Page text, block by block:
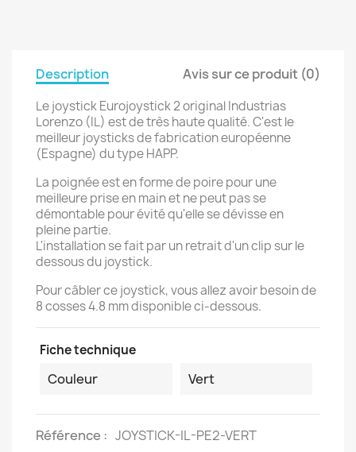
Description Avis sur ce produit (0)
Le joystick Eurojoystick 2 original Industrias
Lorenzo (IL) est de très haute qualité. C'est le
meilleur joysticks de fabrication européenne
(Espagne) du type HAPP.
La poignée est en forme de poire pour une
meilleure prise en main et ne peut pas se
démontable pour évité qu'elle se dévisse en
pleine partie.
L'installation se fait par un retrait d'un clip sur le
dessous du joystick.
Pour câbler ce joystick, vous allez avoir besoin de
8 cosses 4.8 mm disponible ci-dessous.
Fiche technique
Couleur Vert
Référence JOYSTICK-IL-PE2-VERT